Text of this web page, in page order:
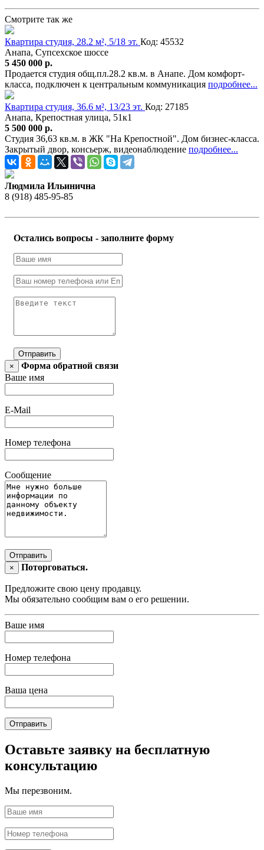
Смотрите так же
Квартира студия, 28.2 м², 5/18 эт. Код: 45532
Анапа, Супсехское шоссе
5 450 000 р.
Продается студия общ.пл.28.2 кв.м. в Анапе. Дом комфорт-
класса, подключен к центральным коммуникация подробнее...
Квартира студия, 36.6 м², 13/23 эт. Код: 27185
Анапа, Крепостная улица, 51к1
5 500 000 р.
Студия 36,63 кв.м. в ЖК "На Крепостной". Дом бизнес-класса.
Закрытый двор, консьерж, видеонаблюдение подробнее...
Людмила Ильинична
8 (918) 485-95-85
Остались вопросы - заполните форму
Отправить
×
Форма обратной связи
Ваше имя
E-Mail
Номер телефона
Сообщение
Отправить
×
Поторговаться.
Предложите свою цену продавцу.
Мы обязательно сообщим вам о его решении.
Ваше имя
Номер телефона
Ваша цена
Отправить
Оставьте заявку на бесплатную
консультацию
Мы перезвоним.